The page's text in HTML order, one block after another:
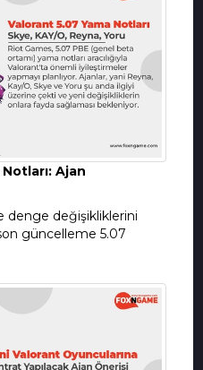
Ajan
denge değişikliklerini
güncelleme 5.07